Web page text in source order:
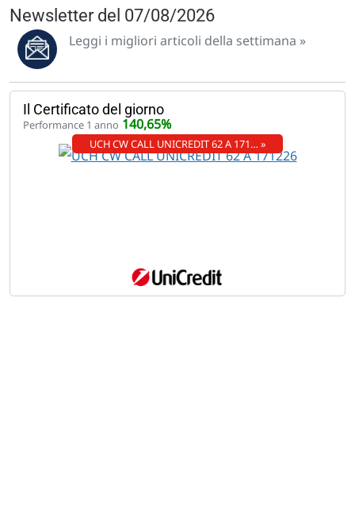
Newsletter del 07/08/2026
Leggi i migliori articoli della settimana »
Il Certificato del giorno
Performance 1 anno 140,65%
UCH CW CALL UNICREDIT 62 A 171… »